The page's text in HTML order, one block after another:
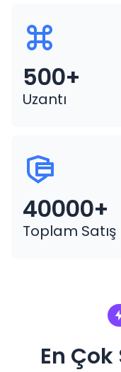
500+
Uzantı
40000+
Toplam Satış
En